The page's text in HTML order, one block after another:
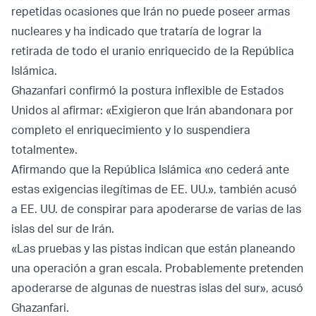
repetidas ocasiones que Irán no puede poseer armas
nucleares y ha indicado que trataría de lograr la
retirada de todo el uranio enriquecido de la República
Islámica.
Ghazanfari confirmó la postura inflexible de Estados
Unidos al afirmar: «Exigieron que Irán abandonara por
completo el enriquecimiento y lo suspendiera
totalmente».
Afirmando que la República Islámica «no cederá ante
estas exigencias ilegítimas de EE. UU.», también acusó
a EE. UU. de conspirar para apoderarse de varias de las
islas del sur de Irán.
«Las pruebas y las pistas indican que están planeando
una operación a gran escala. Probablemente pretenden
apoderarse de algunas de nuestras islas del sur», acusó
Ghazanfari.